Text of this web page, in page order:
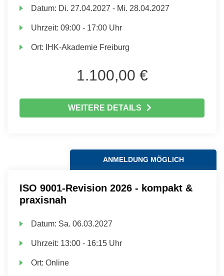
Datum: Di. 27.04.2027 - Mi. 28.04.2027
Uhrzeit:09:00 - 17:00 Uhr
Ort: IHK-Akademie Freiburg
1.100,00 €
WEITERE DETAILS
ANMELDUNG MÖGLICH
ISO 9001-Revision 2026 - kompakt &
praxisnah
Datum: Sa. 06.03.2027
Uhrzeit: 13:00 - 16:15 Uhr
Ort:Online